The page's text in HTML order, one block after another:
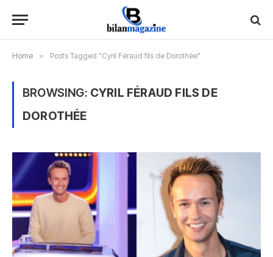
Home » Posts Tagged "Cyril Féraud fils de Dorothée"
BROWSING: CYRIL FÉRAUD FILS DE
DOROTHÉE